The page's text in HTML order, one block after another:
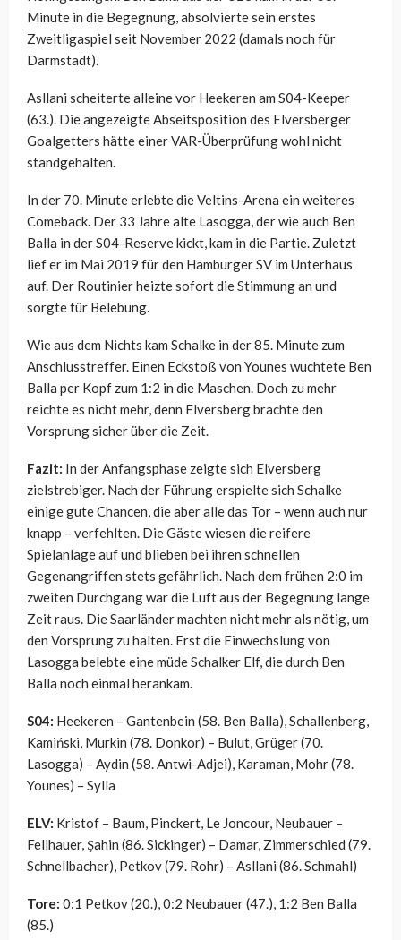
Minute in die Begegnung, absolvierte sein erstes
Zweitligaspiel seit November 2022 (damals noch für
Darmstadt).
Asllani scheiterte alleine vor Heekeren am S04-Keeper
(63.). Die angezeigte Abseitsposition des Elversberger
Goalgetters hätte einer VAR-Überprüfung wohl nicht
standgehalten.
In der 70. Minute erlebte die Veltins-Arena ein weiteres
Comeback. Der 33 Jahre alte Lasogga, der wie auch Ben
Balla in der S04-Reserve kickt, kam in die Partie. Zuletzt
lief er im Mai 2019 für den Hamburger SV im Unterhaus
auf. Der Routinier heizte sofort die Stimmung an und
sorgte für Belebung.
Wie aus dem Nichts kam Schalke in der 85. Minute zum
Anschlusstreffer. Einen Eckstoß von Younes wuchtete Ben
Balla per Kopf zum 1:2 in die Maschen. Doch zu mehr
reichte es nicht mehr, denn Elversberg brachte den
Vorsprung sicher über die Zeit.
Fazit: In der Anfangsphase zeigte sich Elversberg
zielstrebiger. Nach der Führung erspielte sich Schalke
einige gute Chancen, die aber alle das Tor – wenn auch nur
knapp – verfehlten. Die Gäste wiesen die reifere
Spielanlage auf und blieben bei ihren schnellen
Gegenangriffen stets gefährlich. Nach dem frühen 2:0 im
zweiten Durchgang war die Luft aus der Begegnung lange
Zeit raus. Die Saarländer machten nicht mehr als nötig, um
den Vorsprung zu halten. Erst die Einwechslung von
Lasogga belebte eine müde Schalker Elf, die durch Ben
Balla noch einmal herankam.
S04: Heekeren – Gantenbein (58. Ben Balla), Schallenberg,
Kamiński, Murkin (78. Donkor) – Bulut, Grüger (70.
Lasogga) – Aydin (58. Antwi-Adjei), Karaman, Mohr (78.
Younes) – Sylla
ELV: Kristof – Baum, Pinckert, Le Joncour, Neubauer –
Fellhauer, Şahin (86. Sickinger) – Damar, Zimmerschied (79.
Schnellbacher), Petkov (79. Rohr) – Asllani (86. Schmahl)
Tore: 0:1 Petkov (20.), 0:2 Neubauer (47.), 1:2 Ben Balla
(85.)